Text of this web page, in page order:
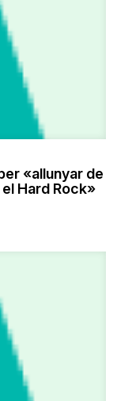
«allunyar de
Hard Rock»